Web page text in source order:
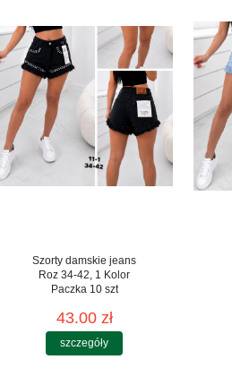
Szorty damskie jeans
Roz 34-42, 1 Kolor
Paczka 10 szt
43.00 zł
szczegóły